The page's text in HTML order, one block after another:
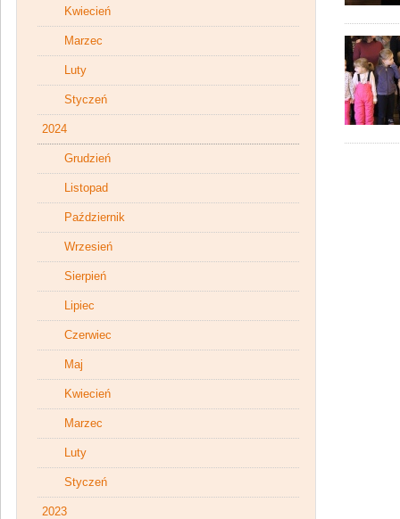
Kwiecień
Marzec
Luty
Styczeń
2024
Grudzień
Listopad
Październik
Wrzesień
Sierpień
Lipiec
Czerwiec
Maj
Kwiecień
Marzec
Luty
Styczeń
2023